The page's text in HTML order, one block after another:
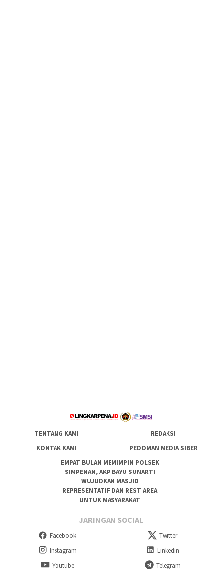
TENTANG KAMI
REDAKSI
KONTAK KAMI
PEDOMAN MEDIA SIBER
EMPAT BULAN MEMIMPIN POLSEK
SIMPENAN, AKP BAYU SUNARTI
WUJUDKAN MASJID
REPRESENTATIF DAN REST AREA
UNTUK MASYARAKAT
JARINGAN SOCIAL
Facebook
Twitter
Instagram
Linkedin
Youtube
Telegram